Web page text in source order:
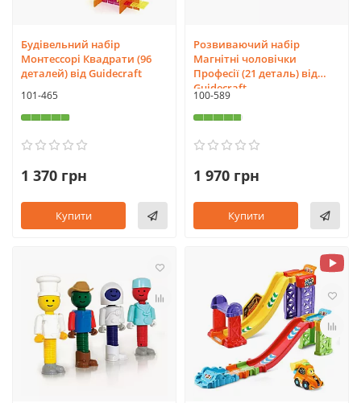
Будівельний набір
Монтессорі Квадрати (96
деталей) від Guidecraft
101-465
1 370 грн
Купити
Розвиваючий набір
Магнітні чоловічки
Професії (21 деталь) від
Guidecraft
100-589
1 970 грн
Купити